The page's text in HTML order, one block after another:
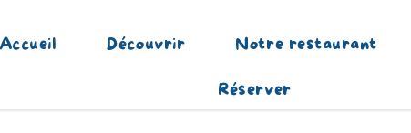
Accueil Découvrir Notre restaurant
Réserver